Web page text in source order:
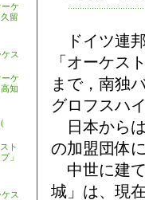
ケ
留
ス
ケ
知
ト
」
ス
ドイツ連
「オーケス
まで，南独
グロフスハ
日本から
の加盟団体
中世に建
城」は、現